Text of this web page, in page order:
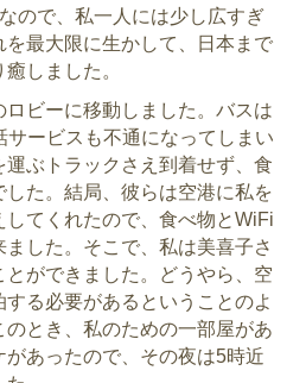
ので、私一人には少し広すぎ
を最大限に生かして、日本まで
しました。
ビーに移動しました。バスは
ービスも不通になってしまい
運ぶトラックさえ到着せず、食
た。結局、彼らは空港に私を
してくれたので、食べ物とWiFi
した。そこで、私は美喜子さ
ができました。どうやら、空
る必要があるということのよ
のとき、私のための一部屋があ
あったので、その夜は5時近